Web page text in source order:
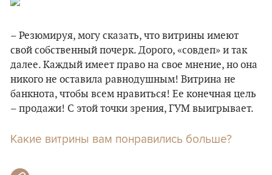
– Резюмируя, могу сказать, что витрины имеют
свой собственный почерк. Дорого, «совдеп» и так
далее. Каждый имеет право на свое мнение, но она
никого не оставила равнодушным! Витрина не
банкнота, чтобы всем нравиться! Ее конечная цель
– продажи! С этой точки зрения, ГУМ выигрывает.
Какие витрины вам понравились больше?